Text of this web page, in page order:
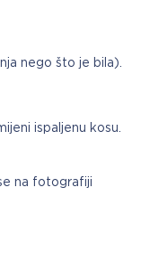
nego što je bila).
ispaljenu kosu.
na fotografiji